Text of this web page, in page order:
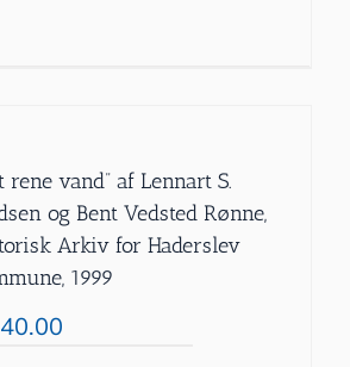
rene vand” af Lennart S.
og Bent Vedsted Rønne,
Arkiv for Haderslev
1999
40.00